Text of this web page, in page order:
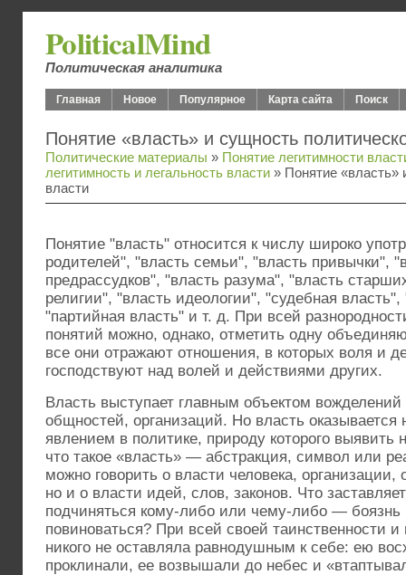
PoliticalMind
Политическая аналитика
Главная Новое Популярное Карта сайта Поиск
Понятие «власть» и сущность
Политические материалы » Понятие легитимности
легитимность и легальность власти » Понятие «власть»
власти
Понятие "власть" относится к числу широко
родителей", "власть семьи", "власть привычки",
предрассудков", "власть разума", "власть
религии", "власть идеологии", "судебная
"партийная власть" и т. д. При всей
понятий можно, однако, отметить одну
все они отражают отношения, в которых воля и
господствуют над волей и действиями других.
Власть выступает главным объек­том
общностей, организаций. Но власть
явлением в политике, природу которого выявить
что такое «власть» — абстракция, символ или
можно говорить о власти человека,
но и о власти идей, слов, законов. Что
подчиняться кому-либо или чему-либо —
повиноваться? При всей своей таинственности и
никого не оставляла равнодушным к себе: ею
проклинали, ее возвышали до небес и